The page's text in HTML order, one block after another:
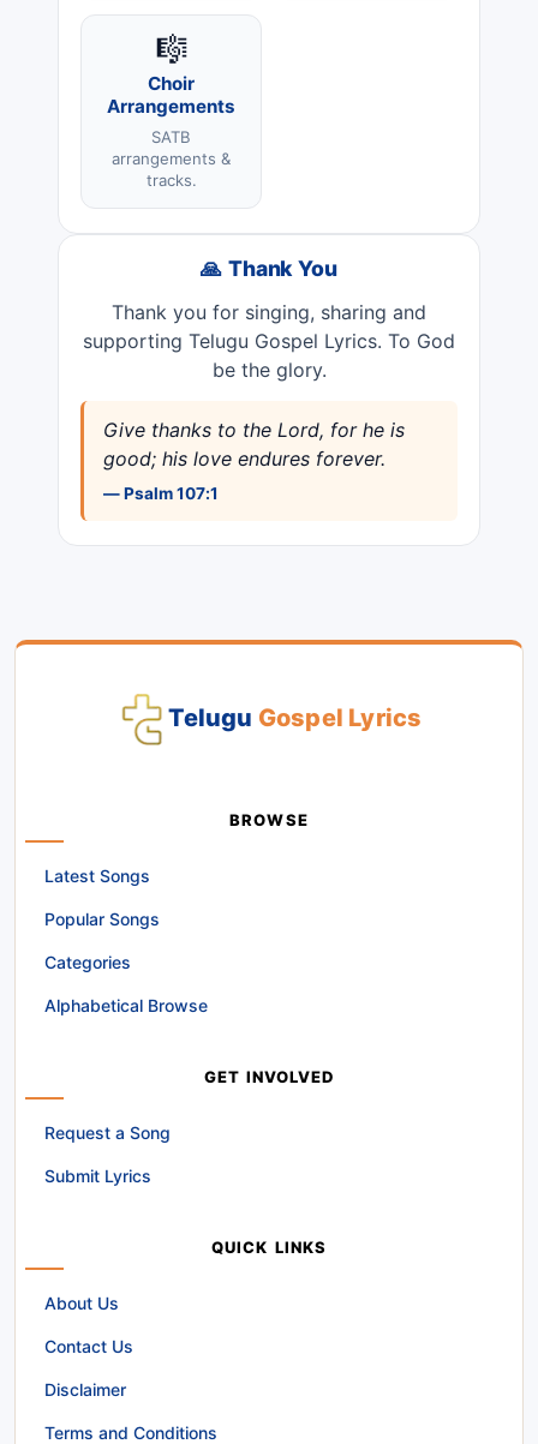
🎼
Choir
Arrangements
SATB
arrangements &
tracks.
🙏 Thank You
Thank you for singing, sharing and
supporting Telugu Gospel Lyrics. To God
be the glory.
Give thanks to the Lord, for he is
good; his love endures forever.
— Psalm 107:1
Telugu Gospel Lyrics
BROWSE
Latest Songs
Popular Songs
Categories
Alphabetical Browse
GET INVOLVED
Request a Song
Submit Lyrics
QUICK LINKS
About Us
Contact Us
Disclaimer
Terms and Conditions